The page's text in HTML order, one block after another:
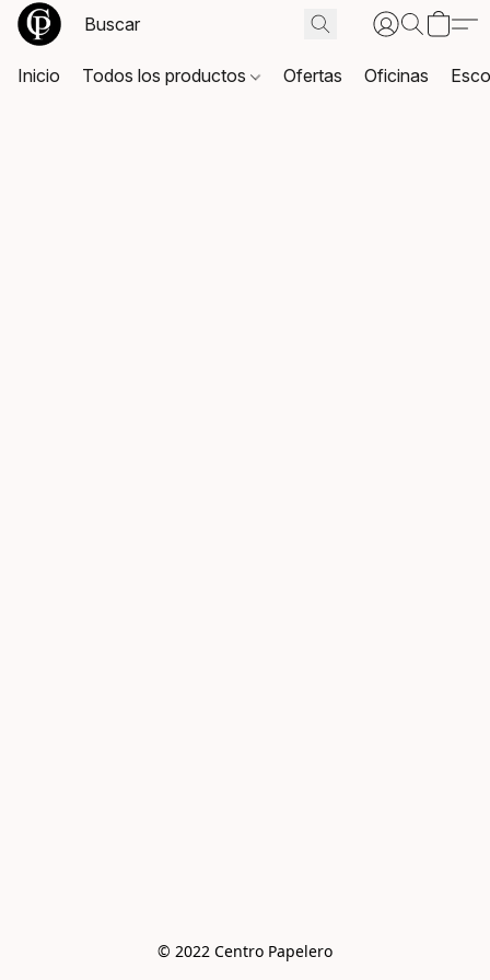
Inicio Todos los productos Ofertas Oficinas
© 2022 Centro Papelero